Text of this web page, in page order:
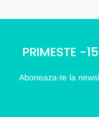
PRIMESTE -
Aboneaza-te la